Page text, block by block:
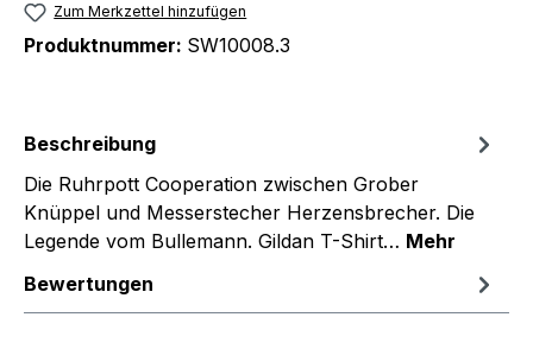
Zum Merkzettel hinzufügen
Produktnummer: SW10008.3
Beschreibung
Die Ruhrpott Cooperation zwischen Grober
Knüppel und Messerstecher Herzensbrecher. Die
Legende vom Bullemann. Gildan T-Shirt… Mehr
Bewertungen